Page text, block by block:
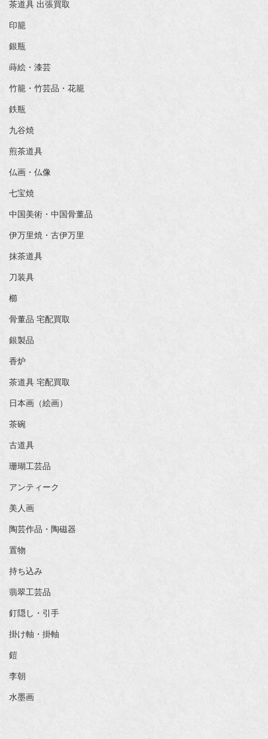
茶道具 出張買取
印籠
銀瓶
蒔絵・漆芸
竹籠・竹芸品・花籠
鉄瓶
九谷焼
煎茶道具
仏画・仏像
七宝焼
中国美術・中国骨董品
伊万里焼・古伊万里
抹茶道具
刀装具
櫛
骨董品 宅配買取
銀製品
香炉
茶道具 宅配買取
日本画（絵画）
茶碗
古道具
珊瑚工芸品
アンティーク
美人画
陶芸作品・陶磁器
置物
持ち込み
翡翠工芸品
釘隠し・引手
掛け軸・掛軸
鎧
李朝
水墨画